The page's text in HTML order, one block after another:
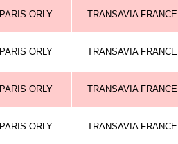
PARIS ORLY TRANSAVIA FRANCE
PARIS ORLY TRANSAVIA FRANCE
PARIS ORLY TRANSAVIA FRANCE
PARIS ORLY TRANSAVIA FRANCE